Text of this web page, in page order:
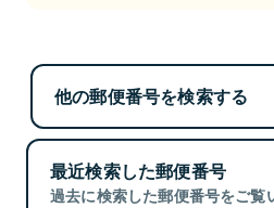
他の郵便番号を検索する
最近検索した郵便番号
過去に検索した郵便番号をご覧